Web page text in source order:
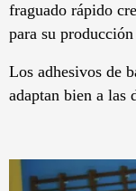
fraguado rápido
para su
Los adhesivos de
adaptan bien a las